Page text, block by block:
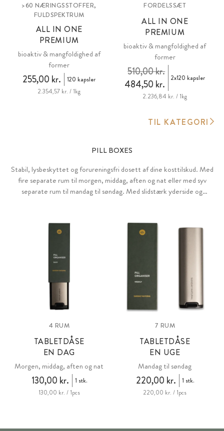
>60 NÆRINGSSTOFFER,
FULDSPEKTRUM
ALL IN ONE
PREMIUM
bioaktiv & mangfoldighed af
former
255,00 kr.
120 kapsler
2.354,57 kr. / 1kg
FORDELSSÆT
ALL IN ONE
PREMIUM
bioaktiv & mangfoldighed af
former
484,50 kr.
510,00 kr. 2x120 kapsler
2.236,84 kr. / 1kg
TIL KATEGORI
PILL BOXES
Stabil, lysbeskyttet og forureningsfri dosett af dine kosttilskud. Med
fire separate rum til morgen, middag, aften og nat eller med syv
separate rum til mandag til søndag. Med slidstærk yderside og
4 RUM
TABLETDÅSE
EN DAG
Morgen, middag, aften og nat
130,00 kr.
1 stk.
130,00 kr. / 1pcs
7 RUM
TABLETDÅSE
EN UGE
Mandag til søndag
220,00 kr.
1 stk.
220,00 kr. / 1pcs